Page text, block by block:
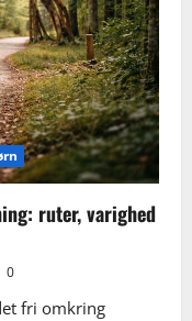
ruter, varighed
0
fri omkring